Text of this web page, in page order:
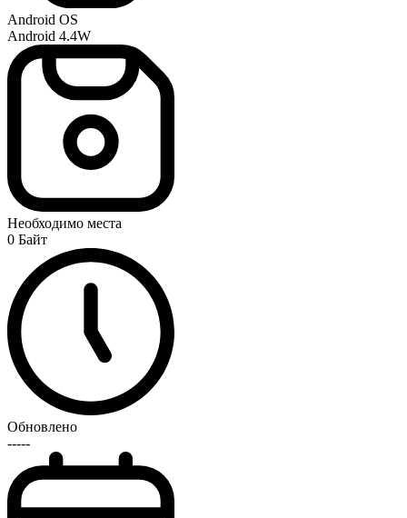
Android OS
Android 4.4W
Необходимо места
0 Байт
Обновлено
-----